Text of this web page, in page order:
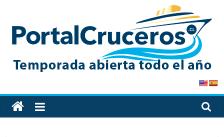
content
PortalCruceros
Toda
la